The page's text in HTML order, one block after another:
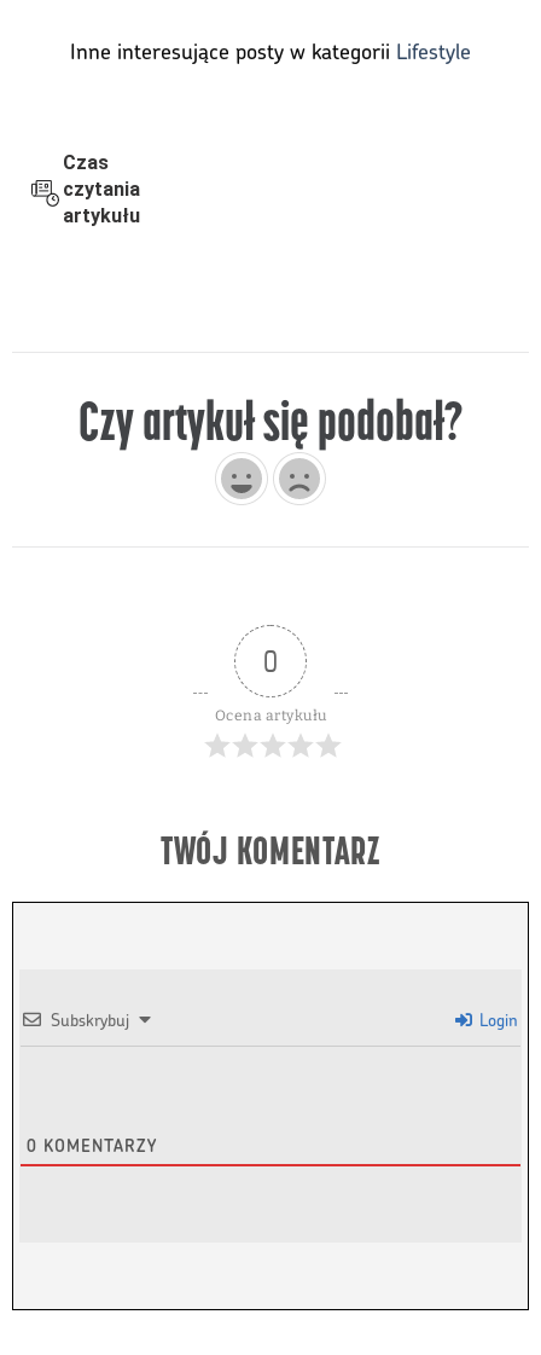
Inne interesujące posty w kategorii Lifestyle
Czas
czytania
artykułu
Czy artykuł się podobał?
0
Ocena artykułu
TWÓJ KOMENTARZ
Subskrybuj Login
0 KOMENTARZY